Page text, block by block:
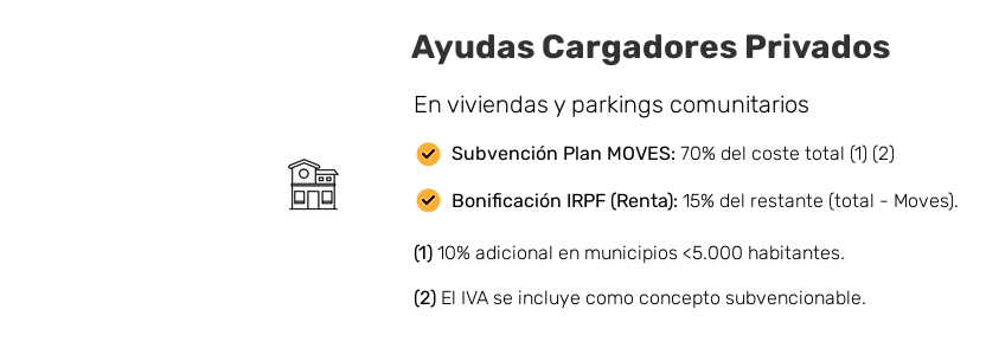
Ayudas Cargadores Privados
En viviendas y parkings comunitarios
Subvención Plan MOVES: 70% del coste total (1) (2)
Bonificación IRPF (Renta): 15% del restante (total - Moves).
(1) 10% adicional en municipios <5.000 habitantes.
(2) El IVA se incluye como concepto subvencionable.